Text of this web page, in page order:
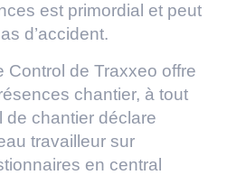
est primordial et peut
d’accident.
Control de Traxxeo offre
chantier, à tout
de chantier déclare
travailleur sur
en central